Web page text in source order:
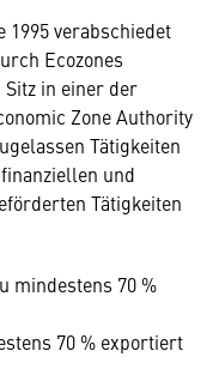
1995 verabschiedet
Ecozones
in einer der
Zone Authority
Tätigkeiten
und
Tätigkeiten
mindestens 70 %
70 % exportiert